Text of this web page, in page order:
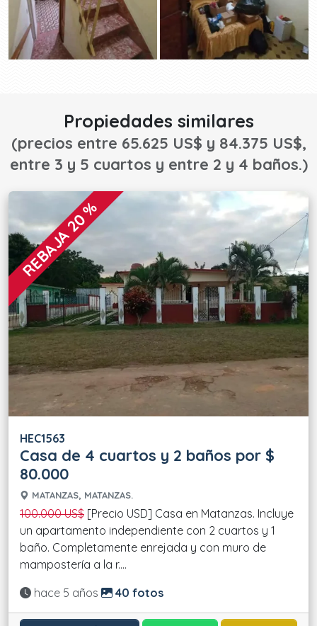
Propiedades similares
(precios entre 65.625 US$ y 84.375 US$,
entre 3 y 5 cuartos y entre 2 y 4 baños.)
REBAJA 20 %
HEC1563
Casa de 4 cuartos y 2 baños por $
80.000
MATANZAS, MATANZAS.
100.000 US$ [Precio USD] Casa en Matanzas. Incluye
un apartamento independiente con 2 cuartos y 1
baño. Completamente enrejada y con muro de
mampostería a la r....
Actualizado:
hace 5 años 40 fotos